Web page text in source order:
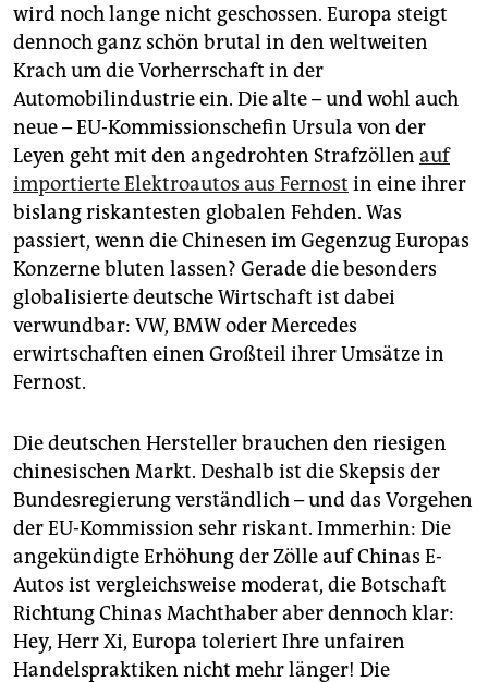
wird noch lange nicht geschossen. Europa steigt
dennoch ganz schön brutal in den weltweiten
Krach um die Vorherrschaft in der
Automobilindustrie ein. Die alte – und wohl auch
neue – EU-Kommissionschefin Ursula von der
Leyen geht mit den angedrohten Strafzöllen auf
importierte Elektroautos aus Fernost in eine ihrer
bislang riskantesten globalen Fehden. Was
passiert, wenn die Chinesen im Gegenzug Europas
Konzerne bluten lassen? Gerade die besonders
globalisierte deutsche Wirtschaft ist dabei
verwundbar: VW, BMW oder Mercedes
erwirtschaften einen Großteil ihrer Umsätze in
Fernost.
Die deutschen Hersteller brauchen den riesigen
chinesischen Markt. Deshalb ist die Skepsis der
Bundesregierung verständlich – und das Vorgehen
der EU-Kommission sehr riskant. Immerhin: Die
angekündigte Erhöhung der Zölle auf Chinas E-
Autos ist vergleichsweise moderat, die Botschaft
Richtung Chinas Machthaber aber dennoch klar:
Hey, Herr Xi, Europa toleriert Ihre unfairen
Handelspraktiken nicht mehr länger! Die